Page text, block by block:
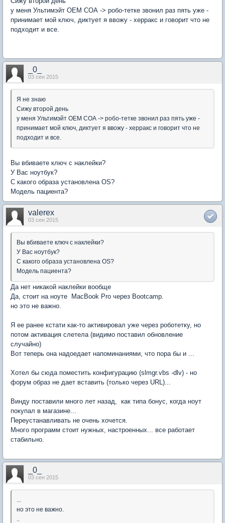
у меня Ультимэйт ОЕМ СОА -> робо-тетке звонил раз пять уже -
принимает мой ключ, диктует я ввожу - херракс и говорит что не
подходит и все.
_0_
03 сен 2015
Я не знаю
Сижу второй день
у меня Ультимэйт ОЕМ СОА -> робо-тетке звонил раз пять уже -
принимает мой ключ, диктует я ввожу - херракс и говорит что не
подходит и все.
Вы вбиваете ключ с наклейки?
У Вас ноутбук?
С какого образа установлена OS?
Модель пациента?
valerex
03 сен 2015
Вы вбиваете ключ с наклейки?
У Вас ноутбук?
С какого образа установлена OS?
Модель пациента?
Да нет никакой наклейки вообще
Да, стоит на ноуте MacBook Pro через Bootcamp.
но это не важно.
Я ее ранее кстати как-то активировал уже через роботетку, но
потом активация слетела (видимо поставил обновление
случайно)
Вот теперь она надоедает напоминаниями, что пора бы и ...
Хотел бы сюда поместить конфигурацию (slmgr.vbs -dlv) - но
форум образ не дает вставить (только через URL)...
Винду поставили много лет назад, как типа бонус, когда ноут
покупал в магазине...
Переустанавливать не очень хочется.
Много программ стоит нужных, настроенных... все работает
стабильно.
_0_
03 сен 2015
...
но это не важно.
..